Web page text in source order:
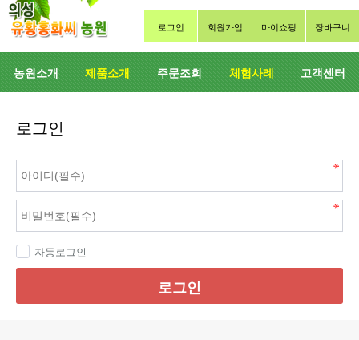
로그인 회원가입 마이쇼핑 장바구니
농원소개 제품소개 주문조회 체험사례 고객센터
로그인
자동로그인
로그인